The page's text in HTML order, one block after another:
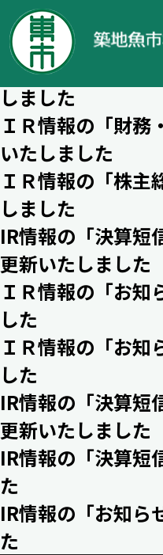
ＩＲ情報の「お知
を更新いたしまし
ＩＲ情報の「株主
しました
ＩＲ情報の「財務
いたしました
ＩＲ情報の「株主
しました
IR情報の「決算短
更新いたしました
ＩＲ情報の「お知
した
ＩＲ情報の「お知
した
IR情報の「決算短
更新いたしました
IR情報の「決算短
た
IR情報の「お知ら
た